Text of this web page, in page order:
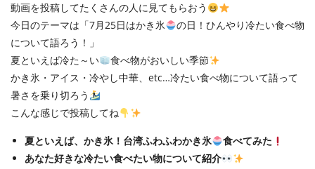
動画を投稿してたくさんの人に見てもらおう
今日のテーマは「7月25日はかき氷
の日！ひんやり冷たい食べ物
について語ろう！」
夏といえば冷た～い
食べ物がおいしい季節
かき氷・アイス・冷やし中華、etc…冷たい食べ物について語って
暑さを乗り切ろう
こんな感じで投稿してね
夏といえば、かき氷！台湾ふわふわかき氷
食べてみた
あなた好きな冷たい食べたい物について紹介